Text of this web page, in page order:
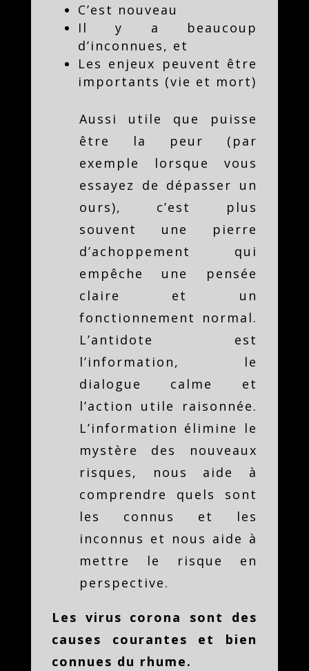
C’est nouveau
Il y a beaucoup
d’inconnues, et
Les enjeux peuvent être
importants (vie et mort)
Aussi utile que puisse
être la peur (par
exemple lorsque vous
essayez de dépasser un
ours), c’est plus
souvent une pierre
d’achoppement qui
empêche une pensée
claire et un
fonctionnement normal.
L’antidote est
l’information, le
dialogue calme et
l’action utile raisonnée.
L’information élimine le
mystère des nouveaux
risques, nous aide à
comprendre quels sont
les connus et les
inconnus et nous aide à
mettre le risque en
perspective.
Les virus corona sont des
causes courantes et bien
connues du rhume.